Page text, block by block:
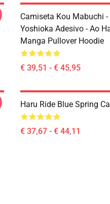
Camiseta Kou Mabuchi -
Yoshioka Adesivo - Ao
Manga Pullover Hoodie
€ 39,51 - € 45,95
Haru Ride Blue Spring
€ 37,67 - € 44,11